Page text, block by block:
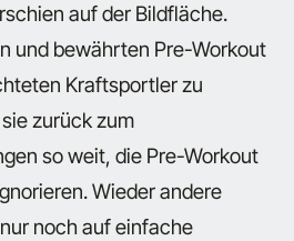
auf der Bildfläche.
und bewährten Pre-Workout
Kraftsportler zu
zurück zum
so weit, die Pre-Workout
Wieder andere
noch auf einfache